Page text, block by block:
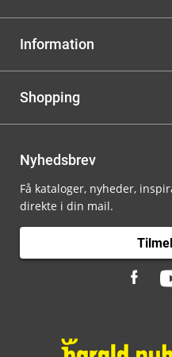
Information
Shopping
Nyhedsbrev
Få kataloger, nyheder,
direkte i din mail.